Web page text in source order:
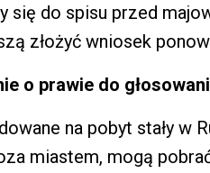
się do spisu przed
złożyć wniosek
o prawie do
na pobyt stały w
miastem, mogą